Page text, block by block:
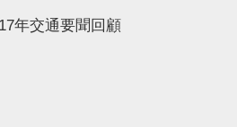
年交通要聞回顧